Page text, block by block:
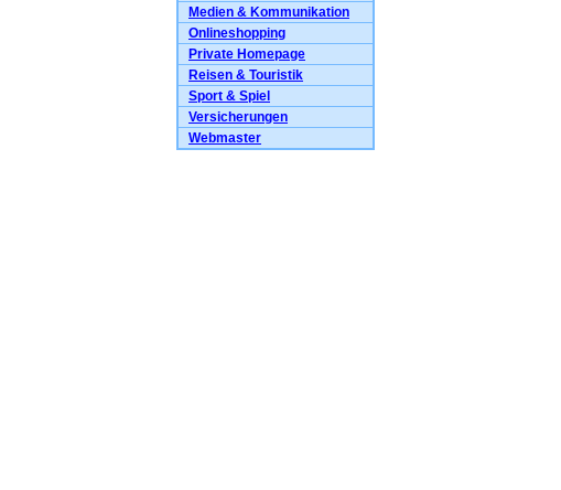
Medien & Kommunikation
Onlineshopping
Private Homepage
Reisen & Touristik
Sport & Spiel
Versicherungen
Webmaster